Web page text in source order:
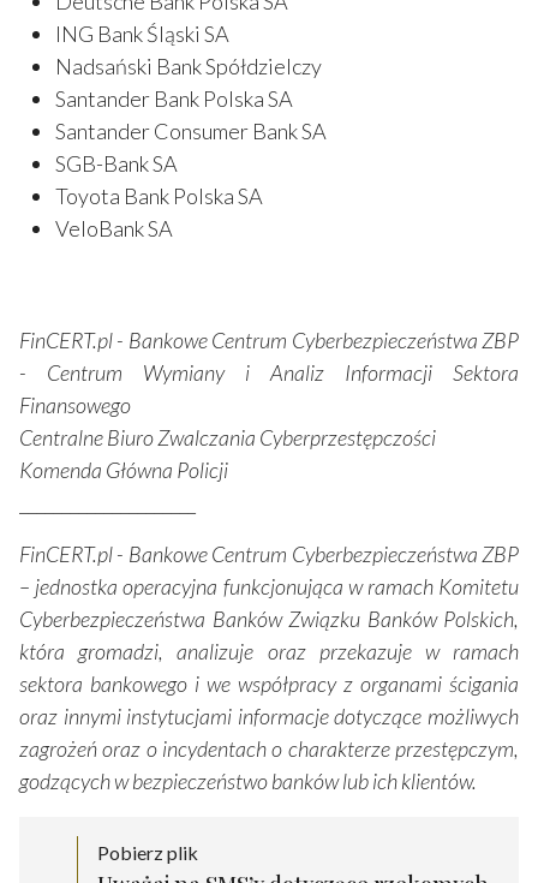
ING Bank Śląski SA
Nadsański Bank Spółdzielczy
Santander Bank Polska SA
Santander Consumer Bank SA
SGB-Bank SA
Toyota Bank Polska SA
VeloBank SA
FinCERT.pl - Bankowe Centrum Cyberbezpieczeństwa ZBP
- Centrum Wymiany i Analiz Informacji Sektora
Finansowego
Centralne Biuro Zwalczania Cyberprzestępczości
Komenda Główna Policji
FinCERT.pl - Bankowe Centrum Cyberbezpieczeństwa ZBP
– jednostka operacyjna funkcjonująca w ramach Komitetu
Cyberbezpieczeństwa Banków Związku Banków Polskich,
która gromadzi, analizuje oraz przekazuje w ramach
sektora bankowego i we współpracy z organami ścigania
oraz innymi instytucjami informacje dotyczące możliwych
zagrożeń oraz o incydentach o charakterze przestępczym,
godzących w bezpieczeństwo banków lub ich klientów.
Pobierz plik